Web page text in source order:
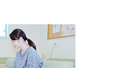
しています。
けるように